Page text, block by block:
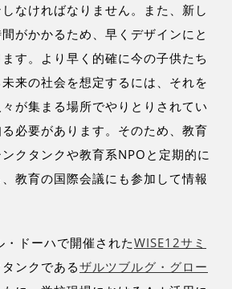
なければなりません。また、新し
がかかるため、早くデザインにと
す。より早く的確に今の子供たち
来の社会を想定するには、それを
が集まる場所でやりとりされてい
必要があります。そのため、教育
クタンクや教育系NPOと定期的に
教育の国際会議にも参加して情報
ドーハで開催されたWISE12サミ
ンクであるザルツブルグ・グロー